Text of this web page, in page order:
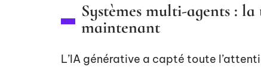
Systèmes multi-agents :
maintenant
L’IA générative a capté toute